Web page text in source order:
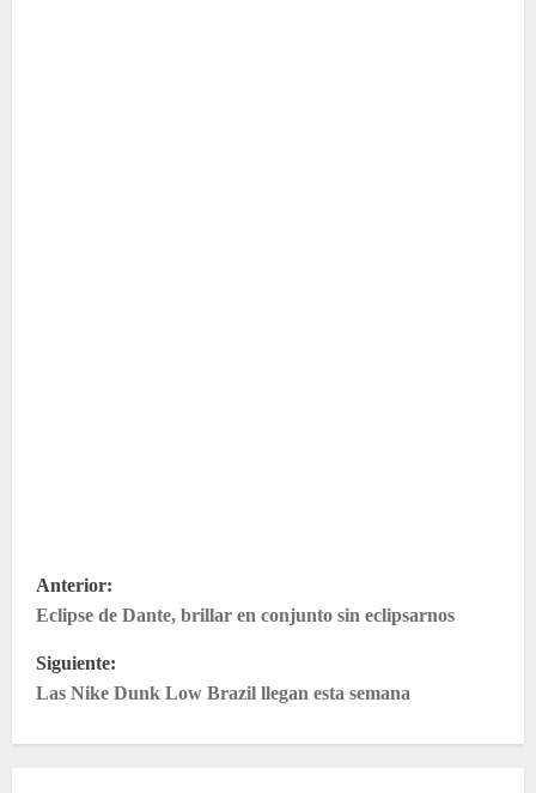
N
a
v
Anterior:
Eclipse de Dante, brillar en conjunto sin eclipsarnos
Siguiente:
Las Nike Dunk Low Brazil llegan esta semana